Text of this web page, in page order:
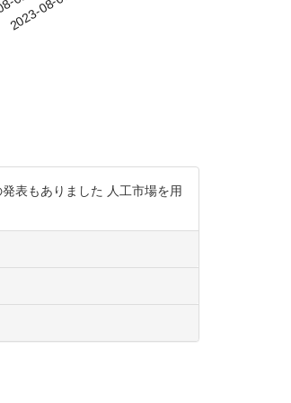
02
2023-08-05
表もありました 人工市場を用